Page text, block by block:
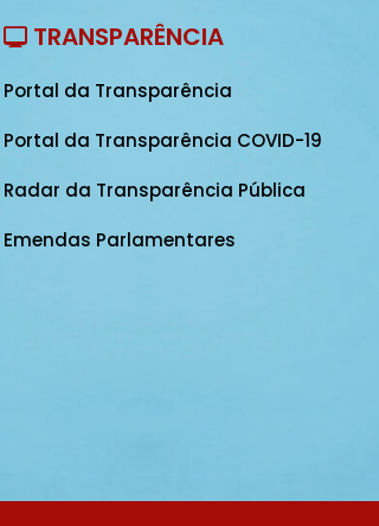
TRANSPARÊNCIA
Portal da Transparência
Portal da Transparência COVID-19
Radar da Transparência Pública
Emendas Parlamentares